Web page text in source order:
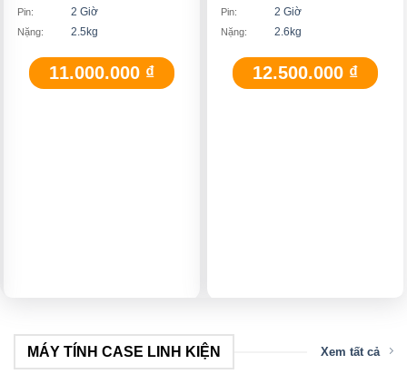
11.000.000 ₫
Pin: 2 Giờ
Nặng: 2.5kg
12.500.000 ₫
Pin: 2 Giờ
Nặng: 2.6kg
MÁY TÍNH CASE LINH KIỆN Xem tất cả